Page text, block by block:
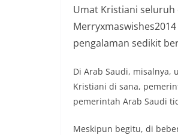
Umat Kristiani seluruh
pengalaman sedikit
Di Arab Saudi, misalnya,
Kristiani di sana,
pemerintah Arab Saudi
Meskipun begitu, di